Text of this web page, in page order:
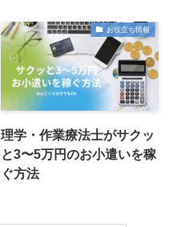
お役立ち情報
理学・作業療法士がサクッ
と3〜5万円のお小遣いを稼
ぐ方法